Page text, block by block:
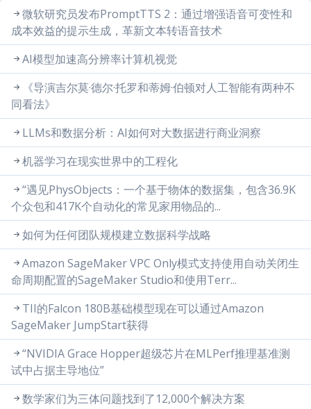
微软研究员发布PromptTTS 2：通过增强语音可变性和
成本效益的提示生成，革新文本转语音技术
AI模型加速高分辨率计算机视觉
《导演吉尔莫·德尔·托罗和蒂姆·伯顿对人工智能有两种不
同看法》
LLMs和数据分析：AI如何对大数据进行商业洞察
机器学习在现实世界中的工程化
“遇见PhysObjects：一个基于物体的数据集，包含36.9K
个众包和417K个自动化的常见家用物品的...
如何为任何团队规模建立数据科学战略
Amazon SageMaker VPC Only模式支持使用自动关闭生
命周期配置的SageMaker Studio和使用Terr...
TII的Falcon 180B基础模型现在可以通过Amazon
SageMaker JumpStart获得
“NVIDIA Grace Hopper超级芯片在MLPerf推理基准测
试中占据主导地位”
数学家们为三体问题找到了12,000个解决方案